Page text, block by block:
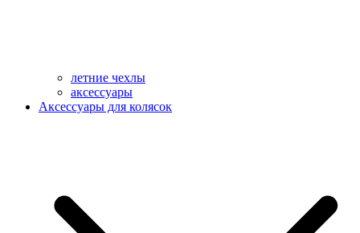
летние чехлы
аксессуары
Аксессуары для колясок